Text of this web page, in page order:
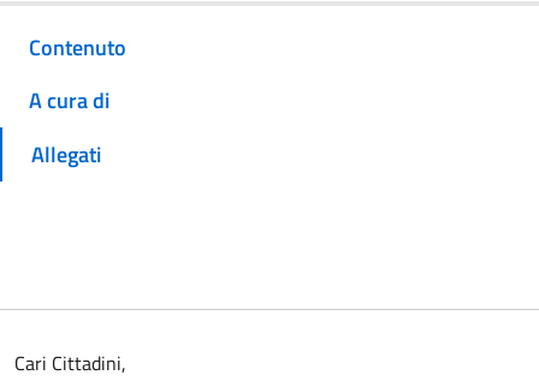
Contenuto
A cura di
Allegati
Cari Cittadini,